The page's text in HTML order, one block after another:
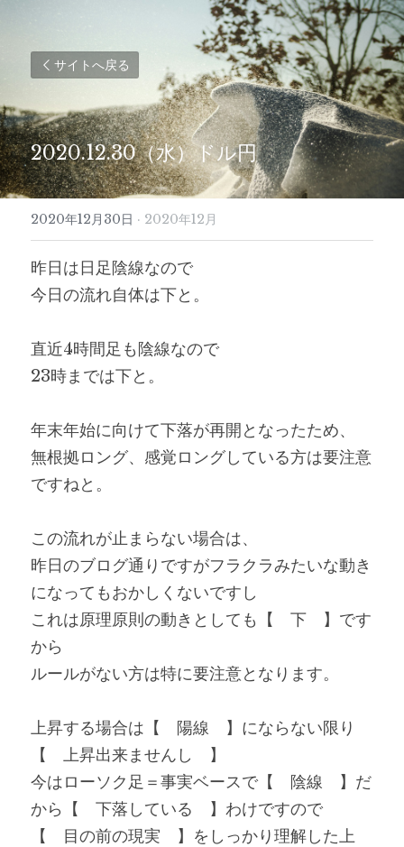
サイトへ戻る
2020.12.30（水）ドル円
2020年12月30日 · 2020年12月
昨日は日足陰線なので
今日の流れ自体は下と。
直近4時間足も陰線なので
23時までは下と。
年末年始に向けて下落が再開となったため、
無根拠ロング、感覚ロングしている方は要注意
ですねと。
この流れが止まらない場合は、
昨日のブログ通りですがフラクラみたいな動き
になってもおかしくないですし
これは原理原則の動きとしても【　下　】です
から
ルールがない方は特に要注意となります。
上昇する場合は【　陽線　】にならない限り
【　上昇出来ませんし　】
今はローソク足＝事実ベースで【　陰線　】だ
から【　下落している　】わけですので
【　目の前の現実　】をしっかり理解した上